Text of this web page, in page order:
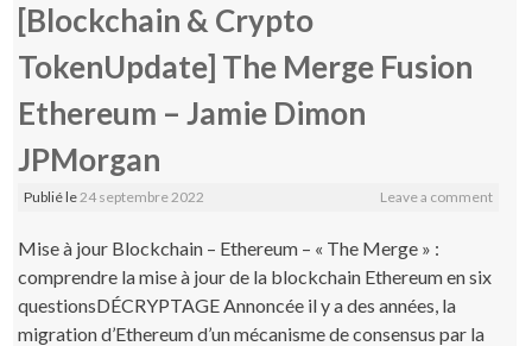
[Blockchain & Crypto
TokenUpdate] The Merge Fusion
Ethereum – Jamie Dimon
JPMorgan
Publié le24 septembre 2022 Leave a comment
Mise à jour Blockchain – Ethereum – « The Merge » :
comprendre la mise à jour de la blockchain Ethereum en six
questionsDÉCRYPTAGE Annoncée il y a des années, la
migration d’Ethereum d’un mécanisme de consensus par la